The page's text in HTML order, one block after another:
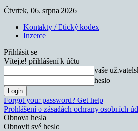
Čtvrtek, 06. srpna 2026
Kontakty / Etický kodex
Inzerce
Přihlásit se
Vítejte! přihlášení k účtu
vaše
heslo
Forgot your password? Get help
Prohlášení o zásadách ochrany osobních
Obnova hesla
Obnovit své heslo